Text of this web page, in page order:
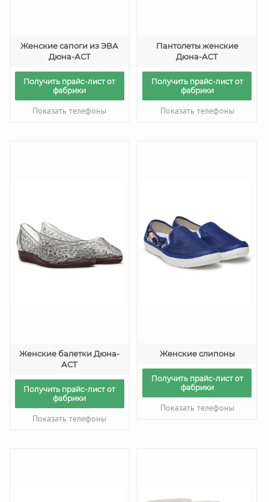
Женские сапоги из ЭВА
Дюна-АСТ
Получить прайс-лист от
фабрики
Показать телефоны
Пантолеты женские
Дюна-АСТ
Получить прайс-лист от
фабрики
Показать телефоны
Женские балетки Дюна-
АСТ
Получить прайс-лист от
фабрики
Показать телефоны
Женские слипоны
Получить прайс-лист от
фабрики
Показать телефоны